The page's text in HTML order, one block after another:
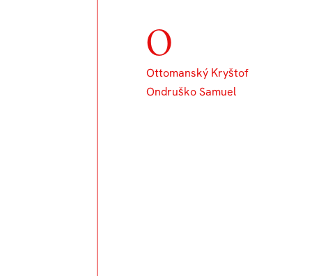
O
Ottomanský Kryštof
Ondruško Samuel